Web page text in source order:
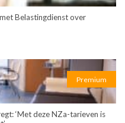
Belastingdienst over
Premium
‘Met deze NZa-tarieven is